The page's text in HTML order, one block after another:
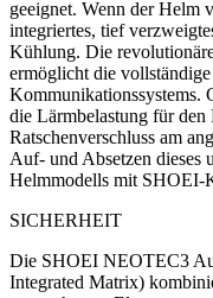
geeignet. Wenn der Helm
integriertes, tief
Kühlung. Die
ermöglicht die
Kommunikationssystems.
die Lärmbelastung für den
Ratschenverschluss am
Auf- und Absetzen dieses
Helmmodells mit SHOEI-
SICHERHEIT
Die SHOEI NEOTEC3
Integrated Matrix)